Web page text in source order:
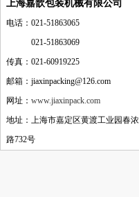
上海嘉歆包装机械有限公司
电话：021-51863065
021-51863069
传真：021-60919225
邮箱：jiaxinpacking@126.com
网址： www.jiaxinpack.com
地址：上海市嘉定区黄渡工业园春浓
路732号